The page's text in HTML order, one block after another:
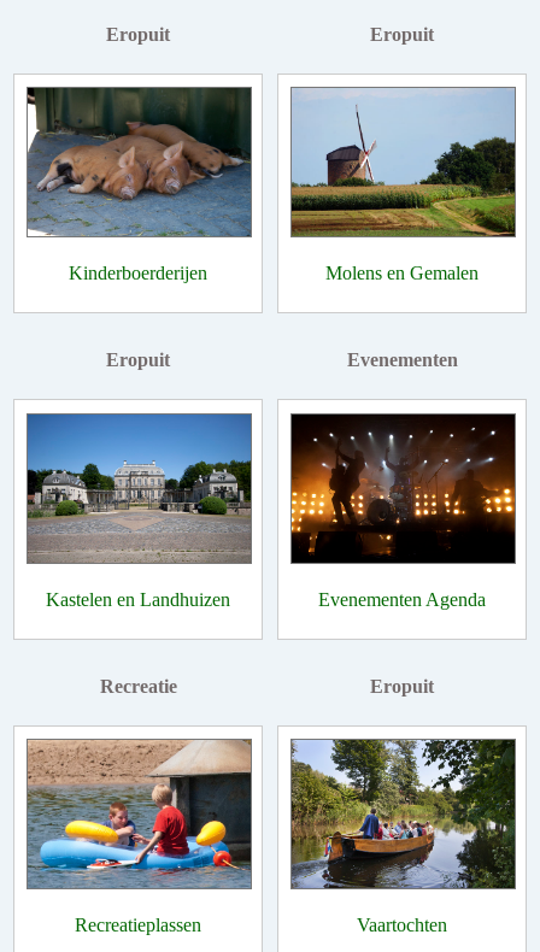
Eropuit
Kinderboerderijen
Eropuit
Molens en Gemalen
Eropuit
Kastelen en Landhuizen
Evenementen
Evenementen Agenda
Recreatie
Recreatieplassen
Eropuit
Vaartochten